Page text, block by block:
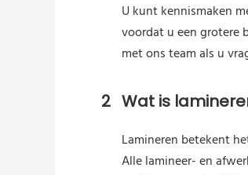
U kunt kennismaken
voordat u een grotere
met ons team als u
2 Wat is
Lamineren betekent
Alle lamineer- en